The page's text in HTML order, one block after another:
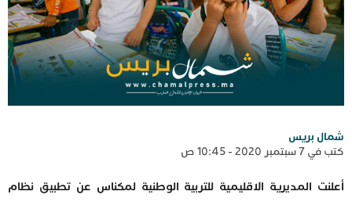
شمال بريس
كتب في 7 سبتمبر 2020 - 10:45 ص
أعلنت المديرية الاقليمية للتربية الوطنية لمكناس عن تطبيق نظام